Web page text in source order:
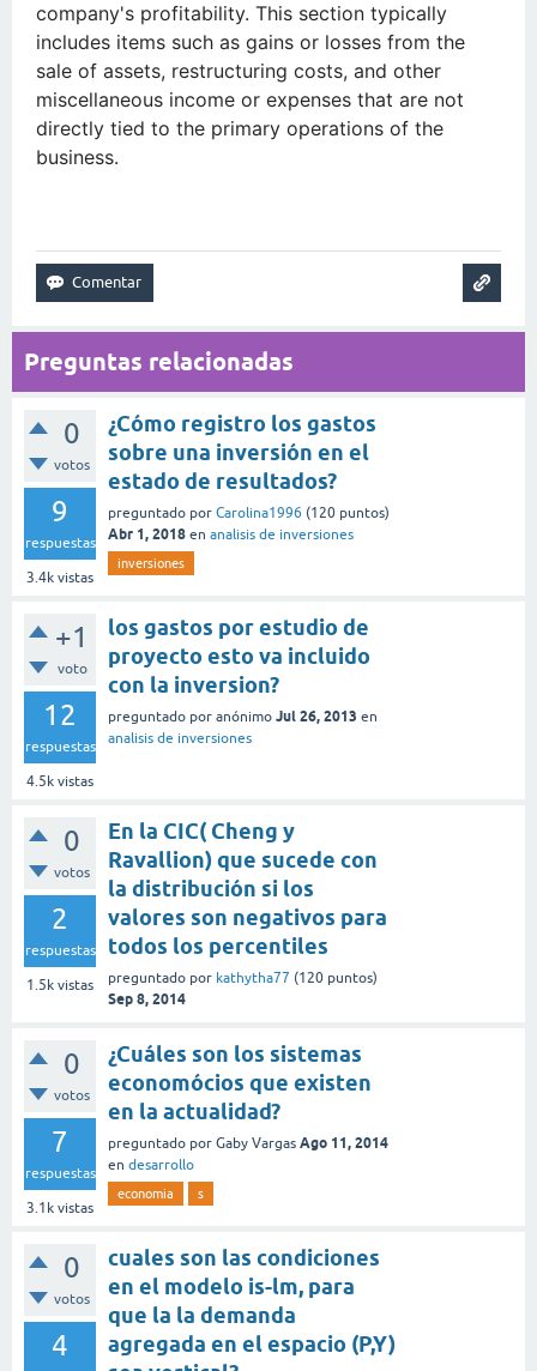
company's profitability. This section typically
includes items such as gains or losses from the
sale of assets, restructuring costs, and other
miscellaneous income or expenses that are not
directly tied to the primary operations of the
business.
Preguntas relacionadas
0
votos
9
respuestas
3.4k vistas
¿Cómo registro los gastos
sobre una inversión en el
estado de resultados?
preguntado por Carolina1996 (120 puntos)
Abr 1, 2018 en analisis de inversiones
inversiones
+1
voto
12
respuestas
4.5k vistas
los gastos por estudio de
proyecto esto va incluido
con la inversion?
preguntado por anónimo Jul 26, 2013 en
analisis de inversiones
0
votos
2
respuestas
1.5k vistas
En la CIC( Cheng y
Ravallion) que sucede con
la distribución si los
valores son negativos para
todos los percentiles
preguntado por kathytha77 (120 puntos)
Sep 8, 2014
0
votos
7
respuestas
3.1k vistas
¿Cuáles son los sistemas
economócios que existen
en la actualidad?
preguntado por Gaby Vargas Ago 11, 2014
en desarrollo
economia s
0
votos
4
cuales son las condiciones
en el modelo is-lm, para
que la la demanda
agregada en el espacio (P,Y)